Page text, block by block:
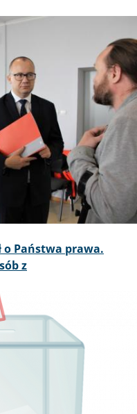
o Państwa prawa.
z